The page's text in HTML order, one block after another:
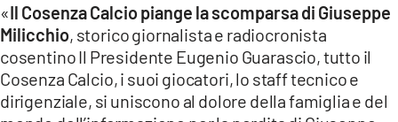
«Il Cosenza Calcio piange la scomparsa di Giuseppe
Milicchio, storico giornalista e radiocronista
cosentino Il Presidente Eugenio Guarascio, tutto il
Cosenza Calcio, i suoi giocatori, lo staff tecnico e
dirigenziale, si uniscono al dolore della famiglia e del